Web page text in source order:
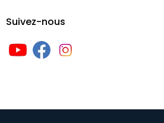
Suivez-nous